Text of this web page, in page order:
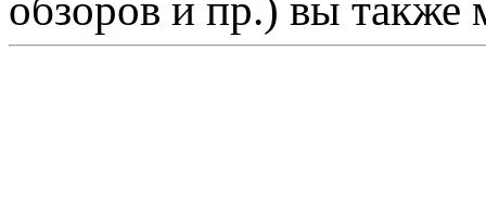
обзоров и пр.) вы также